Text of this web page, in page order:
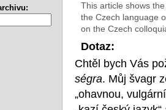
This article shows
the Czech language
on the Czech
Dotaz:
Chtěl bych Vás
ségra. Můj švagr
„ohavnou,